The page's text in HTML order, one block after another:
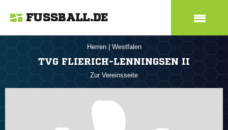
FUSSBALL.DE
Herren Westfalen
TVG FLIERICH-LENNINGSEN II
Zur Vereinsseite